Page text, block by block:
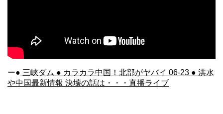
ー● 三峡ダム ● カラカラ中国！北部がヤバイ 06-23 ● 洪水
や中国最新情報 決壊の話は・・・直播ライブ